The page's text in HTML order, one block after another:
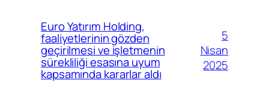
Euro Yatırım Holding,
faaliyetlerinin gözden
geçirilmesi ve işletmenin
sürekliliği esasına uyum
kapsamında kararlar aldı
5
Nisan
2025